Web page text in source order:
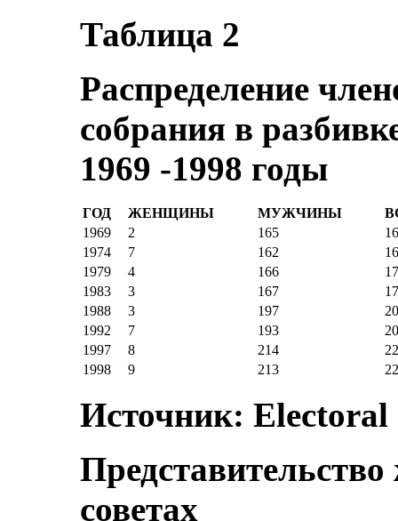
Таблица 2
Распределение
собрания в
1969 -1998 годы
ГОД ЖЕНЩИНЫ МУЖЧИНЫ
1969
2 165
1974
7 162
1979
4 166
1983
3 167
1988
3 197
1992
7 193
1997
8 214
1998
9 213
Источник: Electoral
советах